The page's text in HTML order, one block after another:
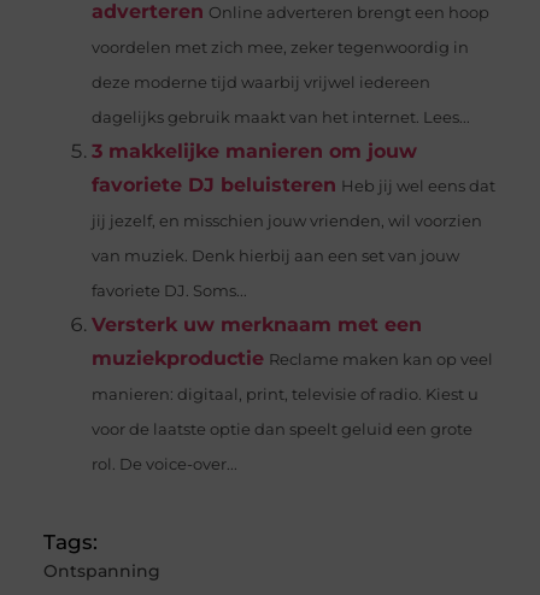
adverteren Online adverteren brengt een hoop
voordelen met zich mee, zeker tegenwoordig in
deze moderne tijd waarbij vrijwel iedereen
dagelijks gebruik maakt van het internet. Lees...
3 makkelijke manieren om jouw
favoriete DJ beluisteren Heb jij wel eens dat
jij jezelf, en misschien jouw vrienden, wil voorzien
van muziek. Denk hierbij aan een set van jouw
favoriete DJ. Soms...
Versterk uw merknaam met een
muziekproductie Reclame maken kan op veel
manieren: digitaal, print, televisie of radio. Kiest u
voor de laatste optie dan speelt geluid een grote
rol. De voice-over...
Tags:
Ontspanning